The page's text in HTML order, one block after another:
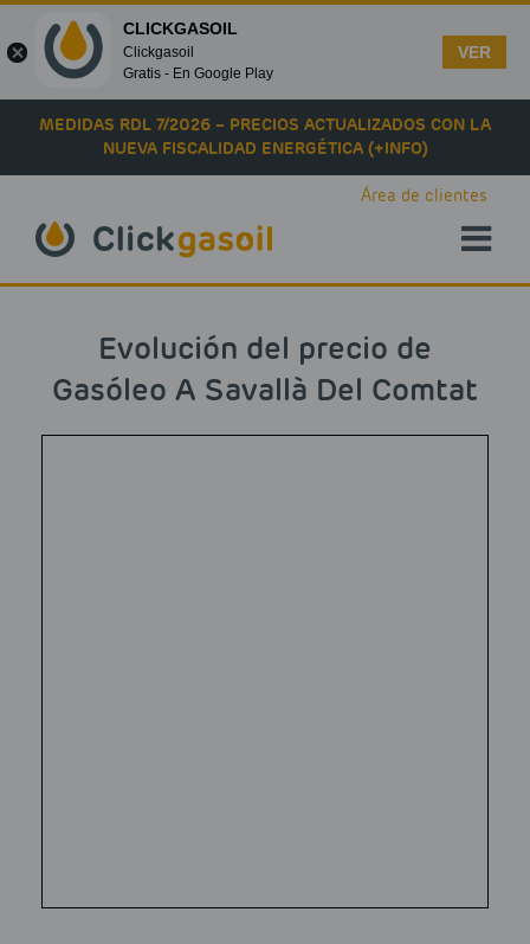
Skip to main content
MEDIDAS RDL 7/2026 – PRECIOS ACTUALIZADOS CON LA
NUEVA FISCALIDAD ENERGÉTICA (+INFO)
Área de clientes
Evolución del precio de
Gasóleo A Savallà Del Comtat
CLICKGASOIL
Clickgasoil
Gratis - En Google Play
VER